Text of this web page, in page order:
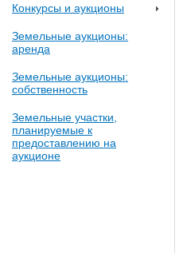
Конкурсы и аукционы
Земельные аукционы:
аренда
Земельные аукционы:
собственность
Земельные участки,
планируемые к
предоставлению на
аукционе